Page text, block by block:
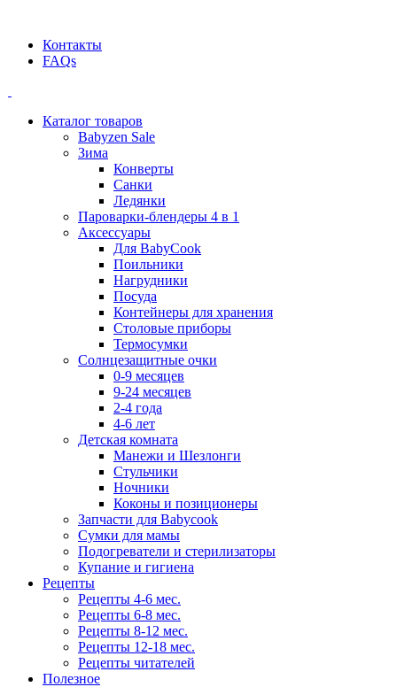
Контакты
FAQs
Каталог товаров
Babyzen Sale
Зима
Конверты
Санки
Ледянки
Пароварки-блендеры 4 в 1
Аксессуары
Для BabyCook
Поильники
Нагрудники
Посуда
Контейнеры для хранения
Столовые приборы
Термосумки
Солнцезащитные очки
0-9 месяцев
9-24 месяцев
2-4 года
4-6 лет
Детская комната
Манежи и Шезлонги
Стульчики
Ночники
Коконы и позиционеры
Запчасти для Babycook
Сумки для мамы
Подогреватели и стерилизаторы
Купание и гигиена
Рецепты
Рецепты 4-6 мес.
Рецепты 6-8 мес.
Рецепты 8-12 мес.
Рецепты 12-18 мес.
Рецепты читателей
Полезное